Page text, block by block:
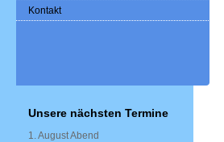
Kontakt
Unsere nächsten Termine
1. August Abend